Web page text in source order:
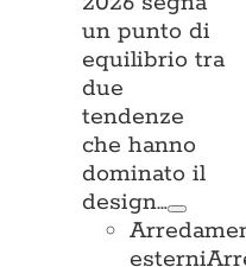
un punto di
equilibrio tra
due
tendenze
che hanno
dominato il
design…
esterni